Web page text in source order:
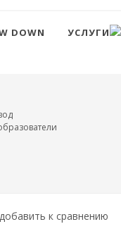
УСЛУГИ
к сравнению